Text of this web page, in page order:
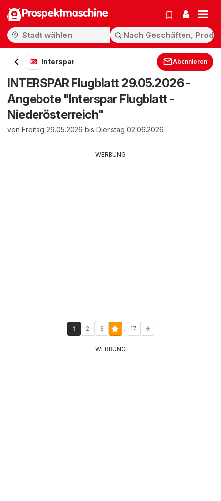
Prospektmaschine
Interspar Abonnieren
INTERSPAR Flugblatt 29.05.2026 -
Angebote "Interspar Flugblatt -
Niederösterreich"
von Freitag 29.05.2026 bis Dienstag 02.06.2026
WERBUNG
1 2 3 ... 17
WERBUNG